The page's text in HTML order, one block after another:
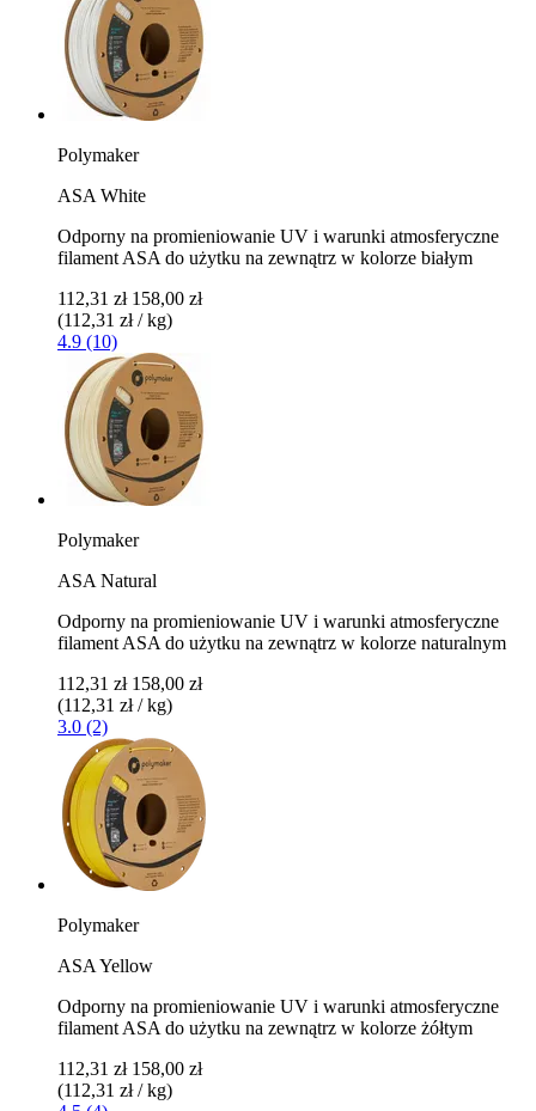
Polymaker
ASA White
Odporny na promieniowanie UV i warunki atmosferyczne
filament ASA do użytku na zewnątrz w kolorze białym
112,31 zł 158,00 zł
(112,31 zł / kg)
4.9 (10)
Polymaker
ASA Natural
Odporny na promieniowanie UV i warunki atmosferyczne
filament ASA do użytku na zewnątrz w kolorze naturalnym
112,31 zł 158,00 zł
(112,31 zł / kg)
3.0 (2)
Polymaker
ASA Yellow
Odporny na promieniowanie UV i warunki atmosferyczne
filament ASA do użytku na zewnątrz w kolorze żółtym
112,31 zł 158,00 zł
(112,31 zł / kg)